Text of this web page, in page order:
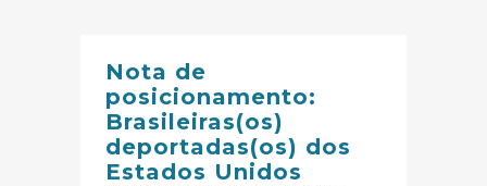
Nota de
posicionamento:
Brasileiras(os)
deportadas(os) dos
Estados Unidos